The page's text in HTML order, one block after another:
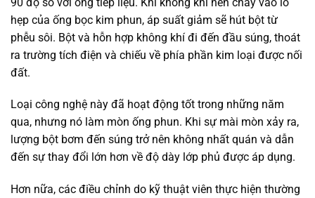
hẹp của ống bọc kim phun, áp suất giảm sẽ hút bột từ
phễu sôi. Bột và hỗn hợp không khí đi đến đầu súng, thoát
ra trường tích điện và chiếu về phía phần kim loại được nối
đất.
Loại công nghệ này đã hoạt động tốt trong những năm
qua, nhưng nó làm mòn ống phun. Khi sự mài mòn xảy ra,
lượng bột bơm đến súng trở nên không nhất quán và dẫn
đến sự thay đổi lớn hơn về độ dày lớp phủ được áp dụng.
Hơn nữa, các điều chỉnh do kỹ thuật viên thực hiện thường